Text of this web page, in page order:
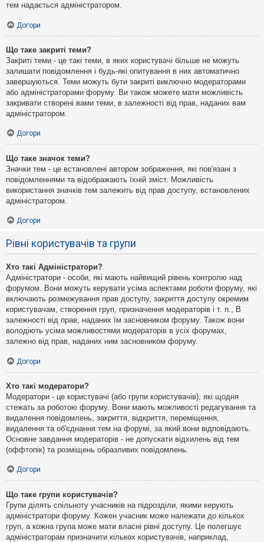
тем надається адміністратором.
Догори
Що таке закриті теми?
Закриті теми - це такі теми, в яких користувачі більше не можуть
залишати повідомлення і будь-які опитування в них автоматично
завершуються. Теми можуть бути закриті виключно модераторами
або адміністраторами форуму. Ви також можете мати можливість
закривати створені вами теми, в залежності від прав, наданих вам
адміністратором.
Догори
Що таке значок теми?
Значки тем - це встановлені автором зображення, які пов'язані з
повідомленнями та відображають їхній зміст. Можливість
використання значків тем залежить від прав доступу, встановлених
адміністратором.
Догори
Рівні користувачів та групи
Хто такі Адміністратори?
Адміністратори - особи, які мають найвищий рівень контролю над
форумом. Вони можуть керувати усіма аспектами роботи форуму, які
включають розмежування прав доступу, закриття доступу окремим
користувачам, створення груп, призначення модераторів і т. п., В
залежності від прав, наданих їм засновником форуму. Також вони
володіють усіма можливостями модераторів в усіх форумах,
залежно від прав, наданих ним засновником форуму.
Догори
Хто такі модератори?
Модератори - це користувачі (або групи користувачів), які щодня
стежать за роботою форуму. Вони мають можливості редагування та
видалення повідомлень, закриття, відкриття, переміщення,
видалення та об'єднання тем на форумі, за який вони відповідають.
Основне завдання модераторів - не допускати відхилень від тем
(оффтопік) та розміщень образливих повідомлень.
Догори
Що таке групи користувачів?
Групи ділять спільноту учасників на підрозділи, якими керують
адміністратори форуму. Кожен учасник може належати до кількох
груп, а кожна група може мати власні рівні доступу. Це полегшує
адміністраторам призначити кількох користувачів, наприклад,